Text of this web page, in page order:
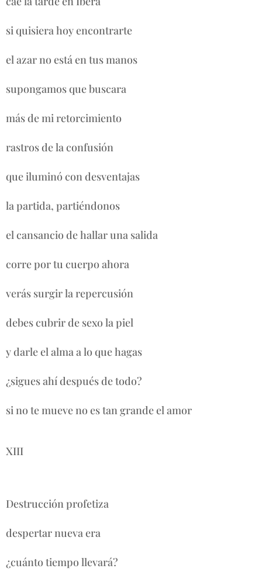
si quisiera hoy encontrarte
el azar no está en tus manos
supongamos que buscara
más de mi retorcimiento
rastros de la confusión
que iluminó con desventajas
la partida, partiéndonos
el cansancio de hallar una salida
corre por tu cuerpo ahora
verás surgir la repercusión
debes cubrir de sexo la piel
y darle el alma a lo que hagas
¿sigues ahí después de todo?
si no te mueve no es tan grande el amor
XIII
Destrucción profetiza
despertar nueva era
¿cuánto tiempo llevará?